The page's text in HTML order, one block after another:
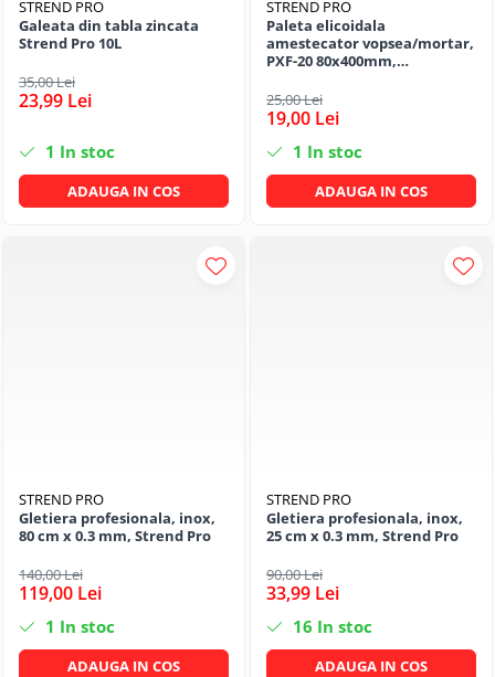
Articole Sportive
Electronice si electrocasnice
Usi si porti
Constructii
Accesorii gresie si faianta
Becuri
Prize
Sarma constructii
Scule, unelte si masini
Sfoara si franghii
STREND PRO
Galeata din tabla zincata
Strend Pro 10L
35,00 Lei
23,99 Lei
1 In stoc
ADAUGA IN COS
STREND PRO
Paleta elicoidala
amestecator vopsea/mortar,
PXF-20 80x400mm,
25,00 Lei
19,00 Lei
1 In stoc
ADAUGA IN COS
STREND PRO
Gletiera profesionala, inox,
80 cm x 0.3 mm, Strend Pro
140,00 Lei
119,00 Lei
1 In stoc
ADAUGA IN COS
STREND PRO
Gletiera profesionala, inox,
25 cm x 0.3 mm, Strend Pro
90,00 Lei
33,99 Lei
16 In stoc
ADAUGA IN COS